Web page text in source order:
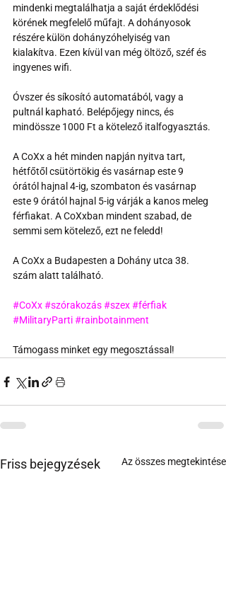
mindenki megtalálhatja a saját érdeklődési
körének megfelelő műfajt. A dohányosok
részére külön dohányzóhelyiség van
kialakítva. Ezen kívül van még öltöző, széf és
ingyenes wifi.
Óvszer és síkosító automatából, vagy a
pultnál kapható. Belépőjegy nincs, és
mindössze 1000 Ft a kötelező italfogyasztás.
A CoXx a hét minden napján nyitva tart,
hétfőtől csütörtökig és vasárnap este 9
órától hajnal 4-ig, szombaton és vasárnap
este 9 órától hajnal 5-ig várják a kanos meleg
férfiakat. A CoXxban mindent szabad, de
semmi sem kötelező, ezt ne feledd!
A CoXx a Budapesten a Dohány utca 38.
szám alatt található.
#CoXx#szórakozás#szex#férfiak
#MilitaryParti#rainbotainment
Támogass minket egy megosztással!
Friss bejegyzések Az összes megtekintése